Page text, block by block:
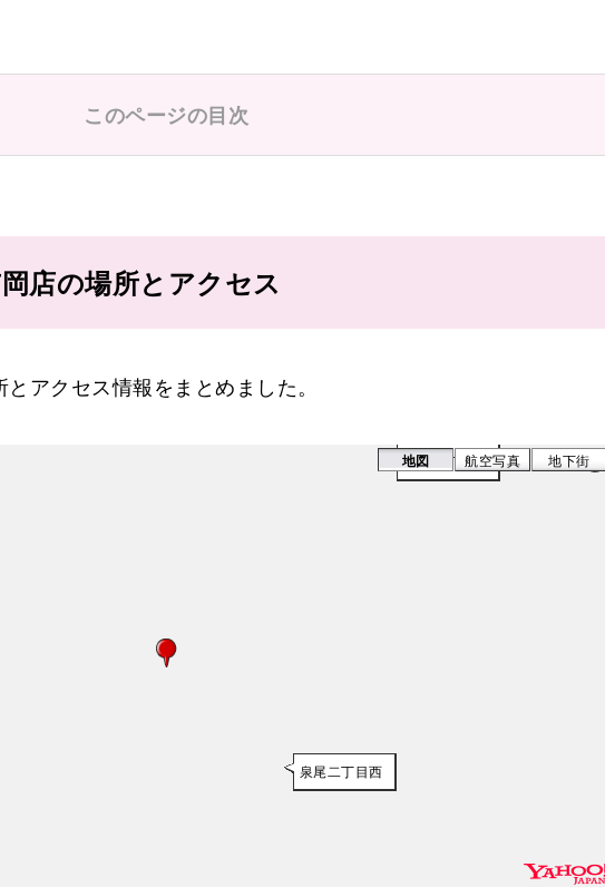
このページの目次
店の場所とアクセス
アクセス情報をまとめました。
泉尾二丁目西
泉尾一丁目
地図 航空写真 地下街